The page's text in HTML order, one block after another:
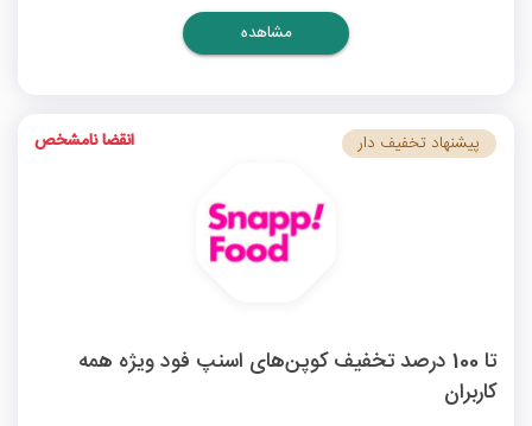
مشاهده
تا 100 درصد تخفیف کوپن‌های اسنپ فود ویژه همه
کاربران
پیشنهاد تخفیف دار انقضا نامشخص